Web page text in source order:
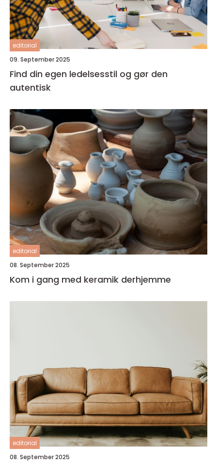
editorial
09. September 2025
Find din egen ledelsesstil og gør den
autentisk
editorial
08. September 2025
Kom i gang med keramik derhjemme
editorial
08. September 2025